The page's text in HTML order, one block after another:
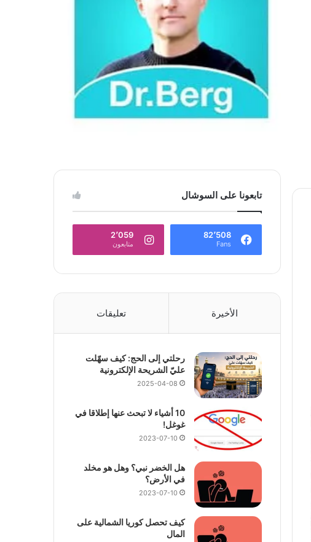
تابعونا على السوشال
82٬508
Fans
2٬059
متابعون
الأخيرة تعليقات
رحلتي إلى الحج: كيف سهّلت
عليّ الشريحة الإلكترونية
2025-04-08
10 أشياء لا تبحث عنها إطلاقا في
غوغل!
2023-07-10
هل الخضر نبي؟ وهل هو مخلد
في الأرض؟
2023-07-10
كيف تحصل كوريا الشمالية على
المال